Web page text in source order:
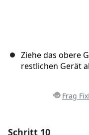
Ziehe das obere
restlichen Gerät
Frag
Schritt 10